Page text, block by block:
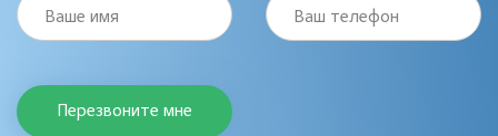
Ваше имя Ваш телефон